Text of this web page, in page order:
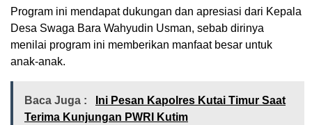
Program ini mendapat dukungan dan apresiasi dari Kepala
Desa Swaga Bara Wahyudin Usman, sebab dirinya
menilai program ini memberikan manfaat besar untuk
anak-anak.
Baca Juga :
Ini Pesan Kapolres Kutai Timur Saat
Terima Kunjungan PWRI Kutim